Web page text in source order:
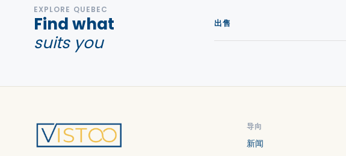
EXPLORE QUEBEC
Find what
suits you
出售
导向
新闻